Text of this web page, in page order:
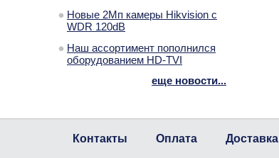
Новые 2Мп камеры Hikvision с
WDR 120dB
Наш ассортимент пополнился
оборудованием HD-TVI
еще новости...
Контакты Оплата Доставка